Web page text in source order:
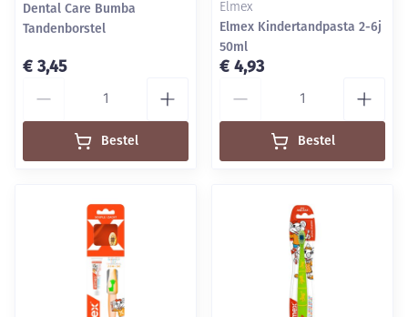
Dental Care Bumba
Tandenborstel
€ 3,45
Bestel
Elmex
Elmex Kindertandpasta 2-6j
50ml
€ 4,93
Bestel